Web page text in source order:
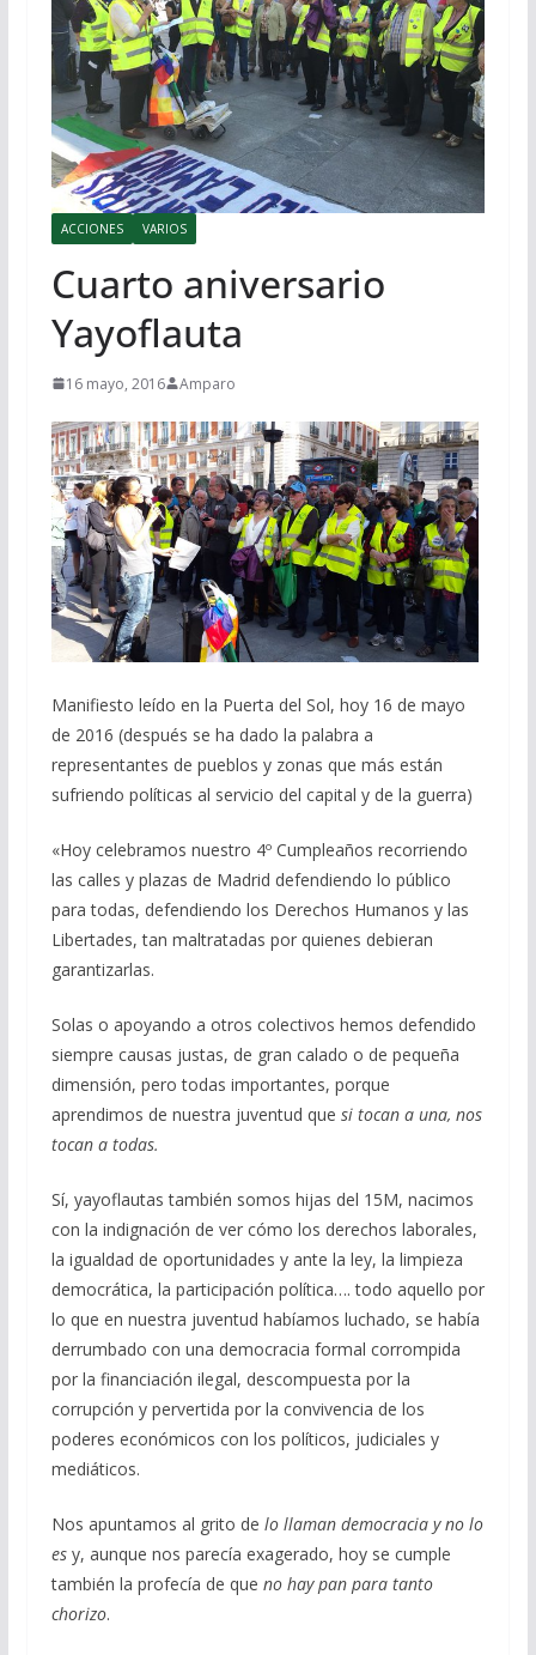
ACCIONES VARIOS
Cuarto aniversario
Yayoflauta
16 mayo, 2016 Amparo
Manifiesto leído en la Puerta del Sol, hoy 16 de mayo
de 2016 (después se ha dado la palabra a
representantes de pueblos y zonas que más están
sufriendo políticas al servicio del capital y de la guerra)
«Hoy celebramos nuestro 4º Cumpleaños recorriendo
las calles y plazas de Madrid defendiendo lo público
para todas, defendiendo los Derechos Humanos y las
Libertades, tan maltratadas por quienes debieran
garantizarlas.
Solas o apoyando a otros colectivos hemos defendido
siempre causas justas, de gran calado o de pequeña
dimensión, pero todas importantes, porque
aprendimos de nuestra juventud que si tocan a una, nos
tocan a todas.
Sí, yayoflautas también somos hijas del 15M, nacimos
con la indignación de ver cómo los derechos laborales,
la igualdad de oportunidades y ante la ley, la limpieza
democrática, la participación política…. todo aquello por
lo que en nuestra juventud habíamos luchado, se había
derrumbado con una democracia formal corrompida
por la financiación ilegal, descompuesta por la
corrupción y pervertida por la convivencia de los
poderes económicos con los políticos, judiciales y
mediáticos.
Nos apuntamos al grito de lo llaman democracia y no lo
esy, aunque nos parecía exagerado, hoy se cumple
también la profecía de que no hay pan para tanto
chorizo.